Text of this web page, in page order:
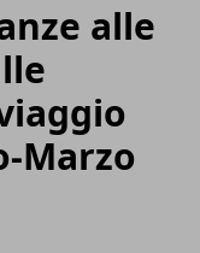
alle
Marzo